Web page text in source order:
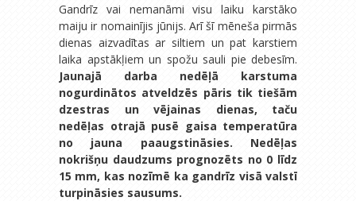
Gandrīz vai nemanāmi visu laiku karstāko
maiju ir nomainījis jūnijs. Arī šī mēneša pirmās
dienas aizvadītas ar siltiem un pat karstiem
laika apstākļiem un spožu sauli pie debesīm.
Jaunajā darba nedēļā karstuma
nogurdinātos atveldzēs pāris tik tiešām
dzestras un vējainas dienas, taču
nedēļas otrajā pusē gaisa temperatūra
no jauna paaugstināsies. Nedēļas
nokrišņu daudzums prognozēts no 0 līdz
15 mm, kas nozīmē ka gandrīz visā valstī
turpināsies sausums.